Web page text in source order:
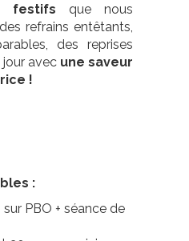
festifs que nous
refrains entêtants,
des reprises
avec une saveur
!
:
PBO + séance de